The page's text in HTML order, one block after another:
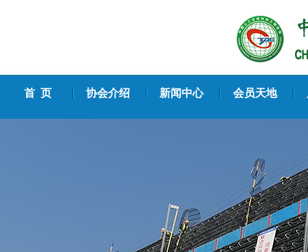
首 页 协会介绍 新闻中心 会员天地